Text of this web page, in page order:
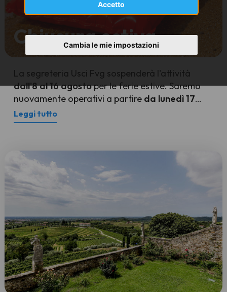
Accetto
Cambia le mie impostazioni
Chiusura estiva
La segreteria Usci Fvg sospenderà l'attività
dall'8 al 16 agostoper le ferie estive. Saremo
nuovamente operativi a partire da lunedì 17
agosto.
Leggi tutto